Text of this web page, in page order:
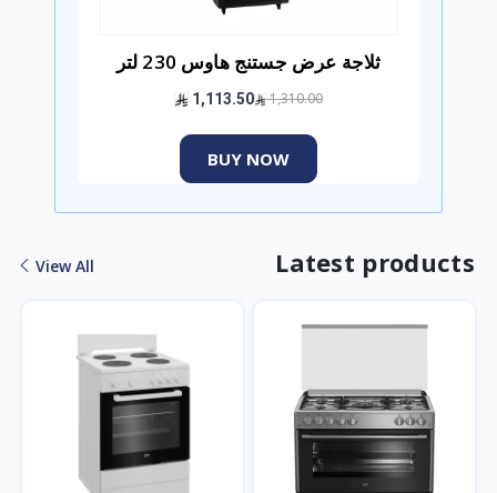
ثلاجة عرض جستنج هاوس 230 لتر
1,310.00
1,113.50
BUY NOW
Latest products
View All